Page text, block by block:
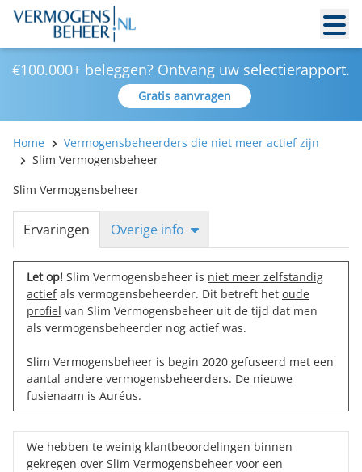
€100.000+ beleggen? Ontvang uw selectierapport.
Gratis aanvragen
Home
Vermogensbeheerders die niet meer actief zijn
Slim Vermogensbeheer
Slim Vermogensbeheer
Ervaringen Overige info
Let op! Slim Vermogensbeheer is niet meer zelfstandig
actiefals vermogensbeheerder. Dit betreft het oude
profiel van Slim Vermogensbeheer uit de tijd dat men
als vermogensbeheerder nog actief was.
Slim Vermogensbeheer is begin 2020 gefuseerd met een
aantal andere vermogensbeheerders. De nieuwe
fusienaam is Auréus.
We hebben te weinig klantbeoordelingen binnen
gekregen over Slim Vermogensbeheer voor een